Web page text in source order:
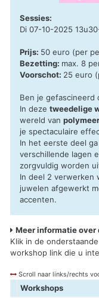
Sessies:
Di 07-10-2025
Prijs: 50 euro (per
Bezetting: max. 8
Voorschot: 25 euro
Ben je gefascineerd
In dezetweedelige
wereld van
je spectaculaire
In het eerste deel
verschillende lagen
zorgvuldig worden
In deel 2 verwerken
juwelen afgewerkt
accenten.
Meer informatie over
Klik in de
workshop link die u
Scroll naar links/rechts
Workshops